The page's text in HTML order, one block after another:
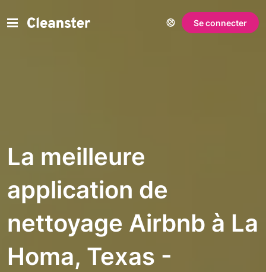
Se connecter
La meilleure
application de
nettoyage Airbnb à La
Homa, Texas -